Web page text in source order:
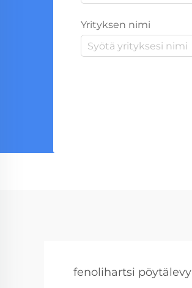
Yrityksen nimi
fenolihartsi pöytälevy